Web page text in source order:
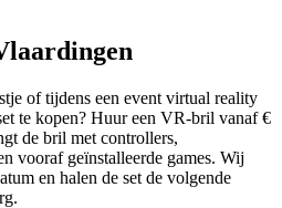
of tijdens een event virtual reality
te kopen? Huur een VR-bril vanaf €
de bril met controllers,
vooraf geïnstalleerde games. Wij
en halen de set de volgende